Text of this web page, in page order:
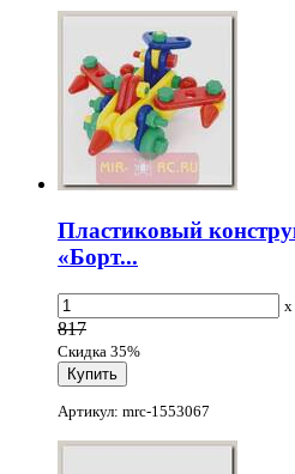
Пластиковый
«Борт...
x
817
Скидка 35%
Артикул: mrc-1553067